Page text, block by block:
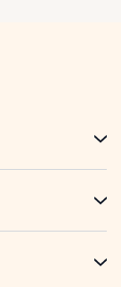
+
+
+